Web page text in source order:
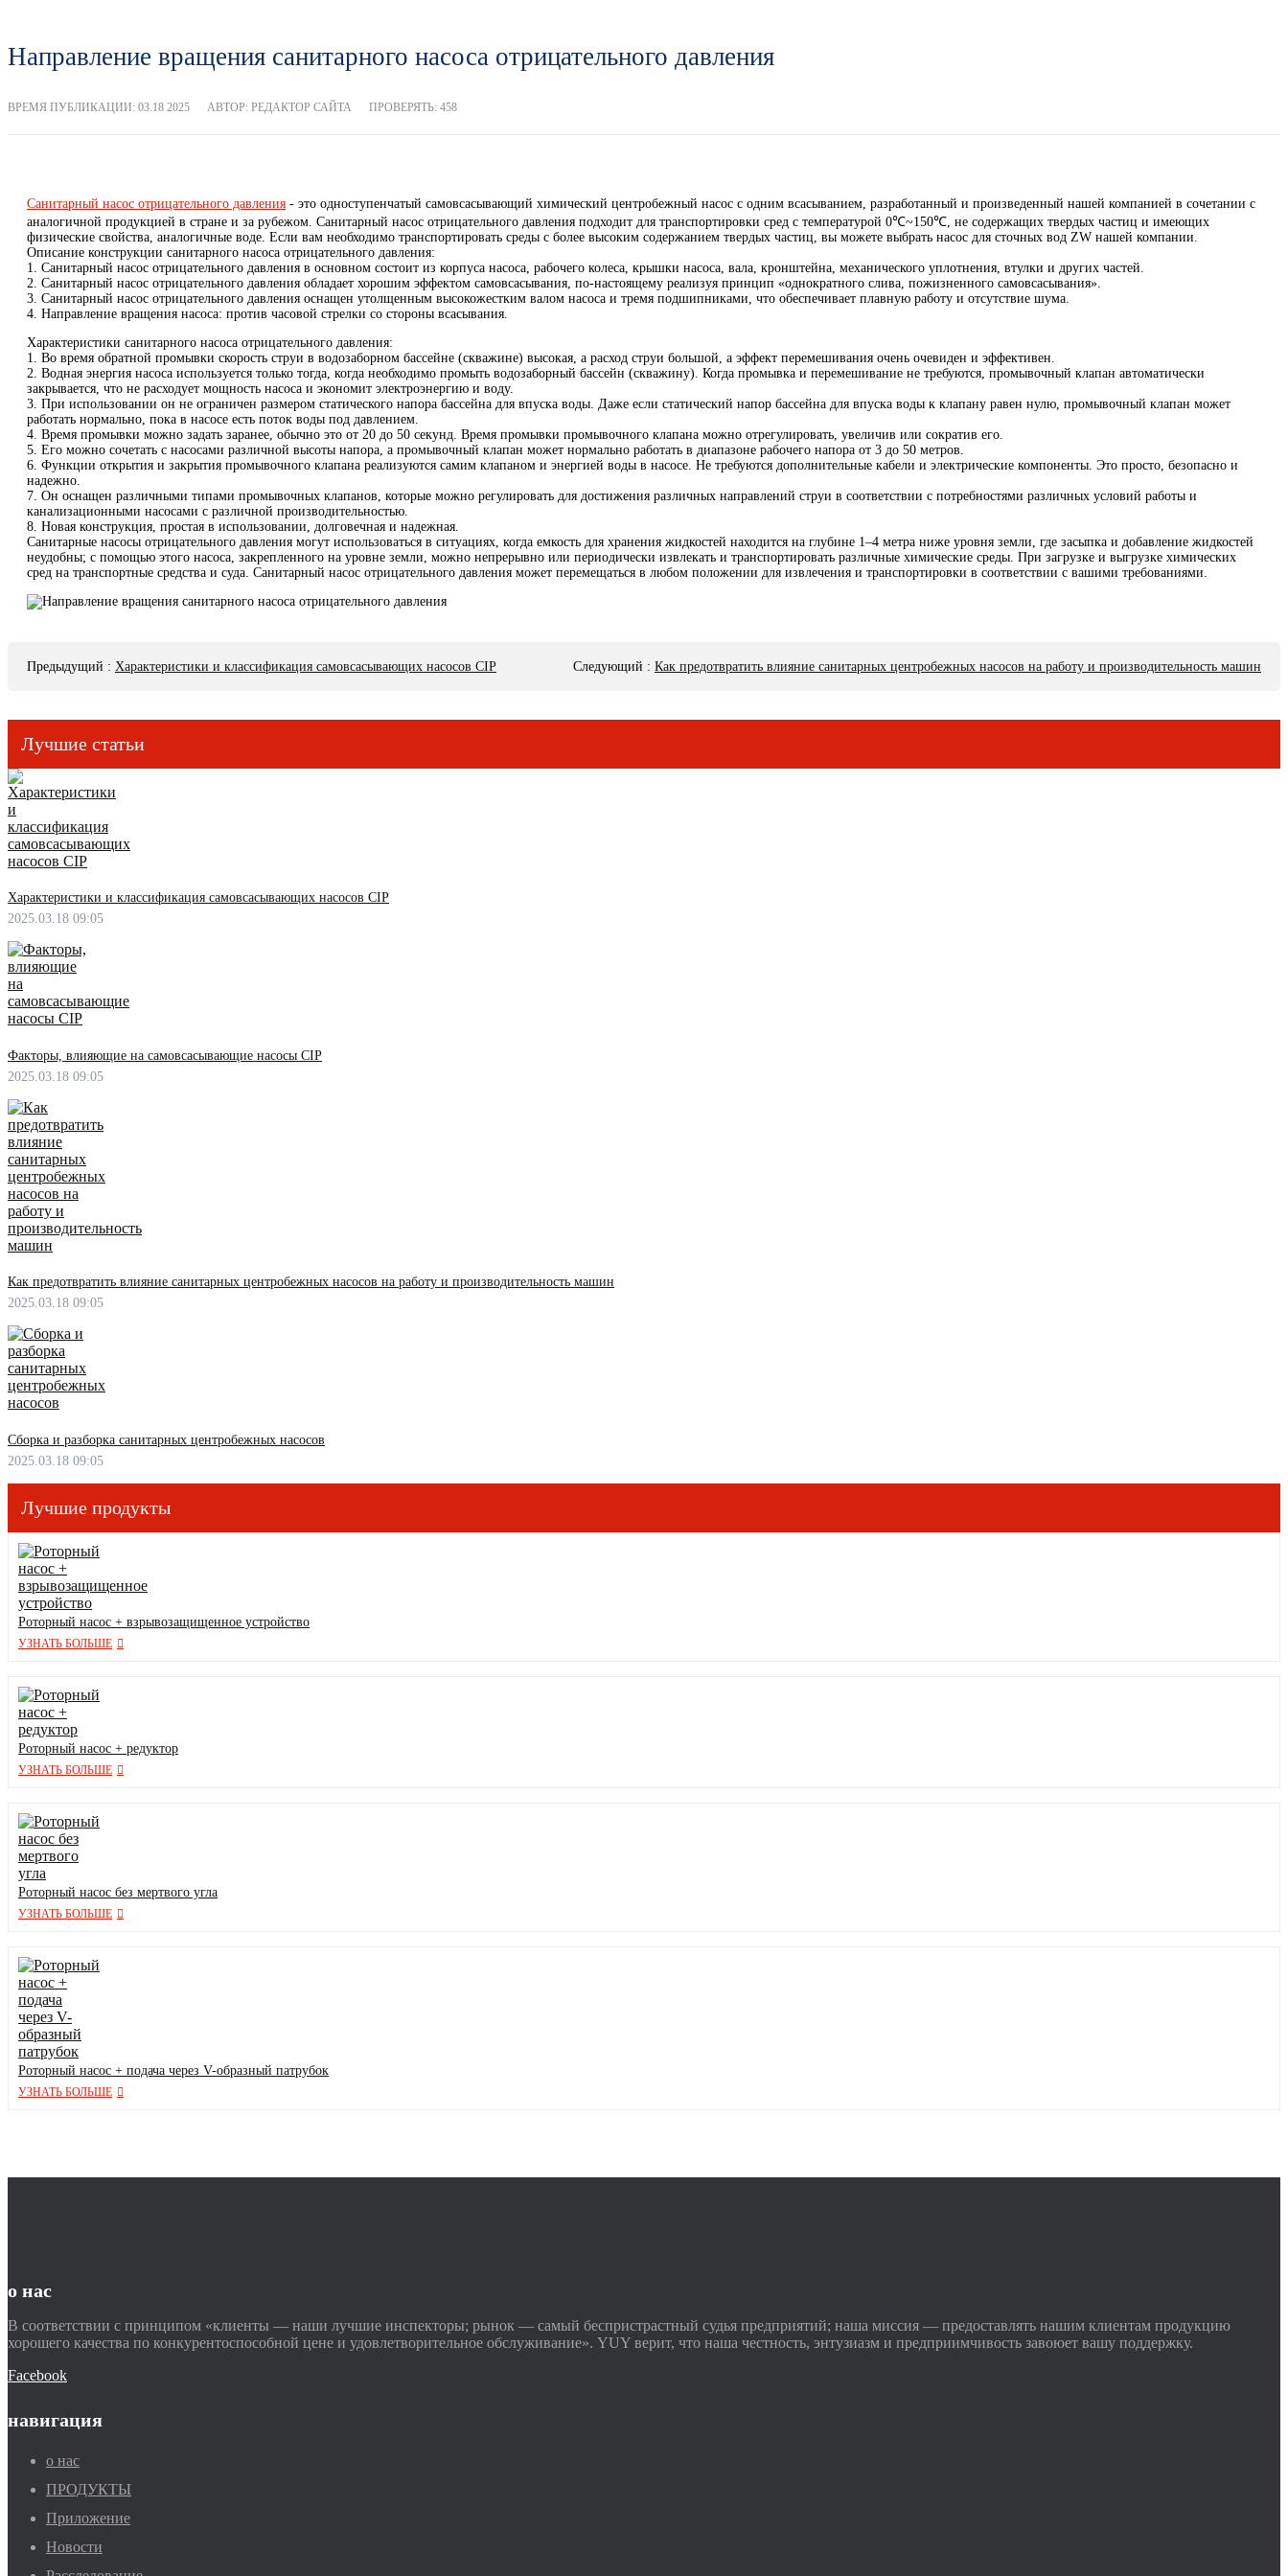
Направление вращения санитарного насоса отрицательного давления
ВРЕМЯ ПУБЛИКАЦИИ: 03.18 2025 АВТОР: РЕДАКТОР САЙТА ПРОВЕРЯТЬ: 458
Санитарный насос отрицательного давления - это одноступенчатый самовсасывающий химический центробежный насос с одним всасыванием, разработанный и произведенный нашей компанией в сочетании с
аналогичной продукцией в стране и за рубежом. Санитарный насос отрицательного давления подходит для транспортировки сред с температурой 0℃~150℃, не содержащих твердых частиц и имеющих
физические свойства, аналогичные воде. Если вам необходимо транспортировать среды с более высоким содержанием твердых частиц, вы можете выбрать насос для сточных вод ZW нашей компании.
Описание конструкции санитарного насоса отрицательного давления:
1. Санитарный насос отрицательного давления в основном состоит из корпуса насоса, рабочего колеса, крышки насоса, вала, кронштейна, механического уплотнения, втулки и других частей.
2. Санитарный насос отрицательного давления обладает хорошим эффектом самовсасывания, по-настоящему реализуя принцип «однократного слива, пожизненного самовсасывания».
3. Санитарный насос отрицательного давления оснащен утолщенным высокожестким валом насоса и тремя подшипниками, что обеспечивает плавную работу и отсутствие шума.
4. Направление вращения насоса: против часовой стрелки со стороны всасывания.
Характеристики санитарного насоса отрицательного давления:
1. Во время обратной промывки скорость струи в водозаборном бассейне (скважине) высокая, а расход струи большой, а эффект перемешивания очень очевиден и эффективен.
2. Водная энергия насоса используется только тогда, когда необходимо промыть водозаборный бассейн (скважину). Когда промывка и перемешивание не требуются, промывочный клапан автоматически
закрывается, что не расходует мощность насоса и экономит электроэнергию и воду.
3. При использовании он не ограничен размером статического напора бассейна для впуска воды. Даже если статический напор бассейна для впуска воды к клапану равен нулю, промывочный клапан может
работать нормально, пока в насосе есть поток воды под давлением.
4. Время промывки можно задать заранее, обычно это от 20 до 50 секунд. Время промывки промывочного клапана можно отрегулировать, увеличив или сократив его.
5. Его можно сочетать с насосами различной высоты напора, а промывочный клапан может нормально работать в диапазоне рабочего напора от 3 до 50 метров.
6. Функции открытия и закрытия промывочного клапана реализуются самим клапаном и энергией воды в насосе. Не требуются дополнительные кабели и электрические компоненты. Это просто, безопасно и
надежно.
7. Он оснащен различными типами промывочных клапанов, которые можно регулировать для достижения различных направлений струи в соответствии с потребностями различных условий работы и
канализационными насосами с различной производительностью.
8. Новая конструкция, простая в использовании, долговечная и надежная.
Санитарные насосы отрицательного давления могут использоваться в ситуациях, когда емкость для хранения жидкостей находится на глубине 1–4 метра ниже уровня земли, где засыпка и добавление жидкостей
неудобны; с помощью этого насоса, закрепленного на уровне земли, можно непрерывно или периодически извлекать и транспортировать различные химические среды. При загрузке и выгрузке химических
сред на транспортные средства и суда. Санитарный насос отрицательного давления может перемещаться в любом положении для извлечения и транспортировки в соответствии с вашими требованиями.
Предыдущий : Характеристики и классификация самовсасывающих насосов CIP Следующий : Как предотвратить влияние санитарных центробежных насосов на работу и производительность машин
Лучшие статьи
Характеристики и классификация самовсасывающих насосов CIP
2025.03.18 09:05
Факторы, влияющие на самовсасывающие насосы CIP
2025.03.18 09:05
Как предотвратить влияние санитарных центробежных насосов на работу и производительность машин
2025.03.18 09:05
Сборка и разборка санитарных центробежных насосов
2025.03.18 09:05
Лучшие продукты
Роторный насос + взрывозащищенное устройство
УЗНАТЬ БОЛЬШЕ
Роторный насос + редуктор
УЗНАТЬ БОЛЬШЕ
Роторный насос без мертвого угла
УЗНАТЬ БОЛЬШЕ
Роторный насос + подача через V-образный патрубок
УЗНАТЬ БОЛЬШЕ
о нас
В соответствии с принципом «клиенты — наши лучшие инспекторы; рынок — самый беспристрастный судья предприятий; наша миссия — предоставлять нашим клиентам продукцию
хорошего качества по конкурентоспособной цене и удовлетворительное обслуживание». YUY верит, что наша честность, энтузиазм и предприимчивость завоюет вашу поддержку.
Facebook
навигация
о нас
ПРОДУКТЫ
Приложение
Новости